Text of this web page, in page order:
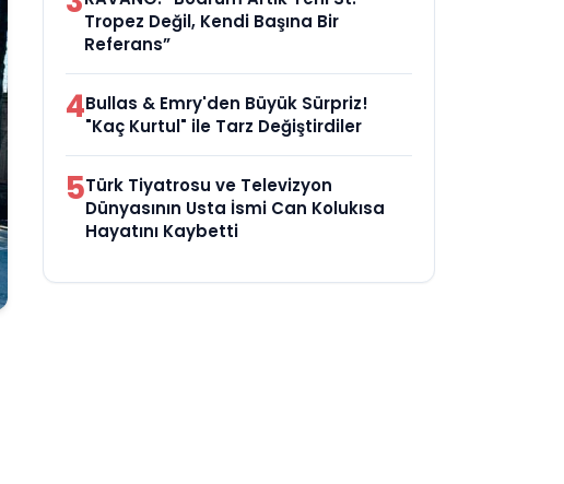
Tropez Değil, Kendi Başına Bir
Referans”
4Bullas & Emry'den Büyük Sürpriz!
"Kaç Kurtul" ile Tarz Değiştirdiler
5Türk Tiyatrosu ve Televizyon
Dünyasının Usta İsmi Can Kolukısa
Hayatını Kaybetti